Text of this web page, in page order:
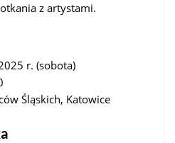
z artystami.
r. (sobota)
Śląskich, Katowice